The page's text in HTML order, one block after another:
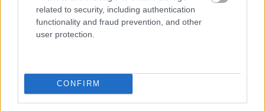
related to security, including authentication
functionality and fraud prevention, and other
user protection.
CONFIRM
Villaggio Verde Cupra
Cupra Marittima(AP)